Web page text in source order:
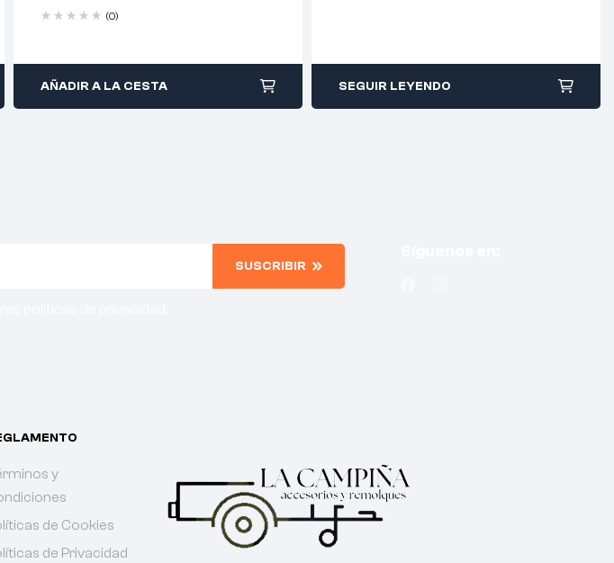
(0)
AÑADIR A LA CESTA SEGUIR LEYENDO
SUSCRIBIR
y
de Cookies
de Privacidad